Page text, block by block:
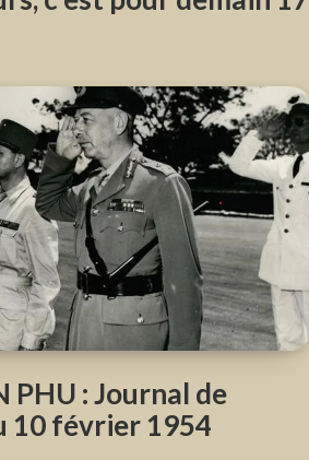
PHU : Journal de
10 février 1954